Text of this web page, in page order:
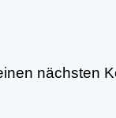
nächsten